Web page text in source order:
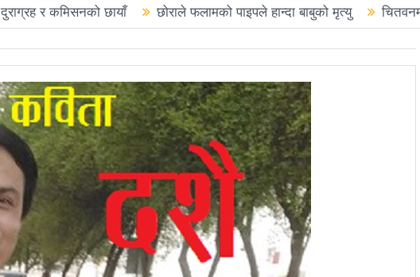
र कमिसनको छायाँ छोराले फलामको पाइपले हान्दा बाबुको मृत्यु
: बालेन सरकारले सिमा क्षेत्रका जनतालाई अनावश्यक दु:ख दियो
रास्वपा अगाडि
६० प्रतिशत मत खस्यो, काठमाडौँसहित केही स्थानमा रातीदेखि नै गणना सुरु हुने
गणतन्त्रात्मक प्रणालीलाई अझ सुदृढ बनाएको छः प्रचण्ड
देशैभर मतदान जारी
बैतडीमा जन्तिबस दुर्घटनाः १३ जनाको मृत्यु
गर्‍यो वार्षिकोत्सव
हितेन्द्रदेव शाक्यलाई पद छाड्नुपर्ने नैतिक दबाबः समय
आजकाल
सहनशीलताको ब्रेक
राममाया च्यामिनीसँग दशरथ चन्दको अनुरोध –